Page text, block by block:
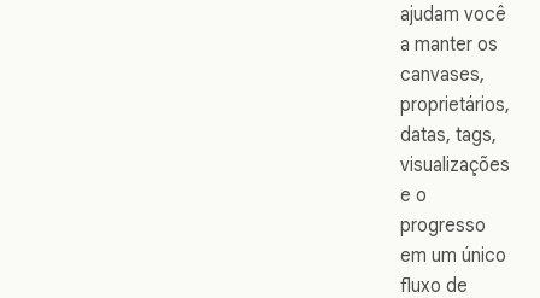
ajudam você
a manter os
canvases,
proprietários,
datas, tags,
visualizações
e o
progresso
em um único
fluxo de